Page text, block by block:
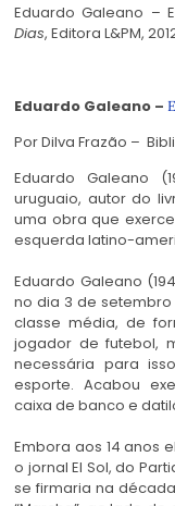
Eduardo Galeano –
Dias, Editora L&PM,
Eduardo Galeano –
Por Dilva Frazão –
Eduardo Galeano
uruguaio, autor do
uma obra que
esquerda latino-
Eduardo Galeano
no dia 3 de
classe média, de
jogador de futebol,
necessária para
esporte. Acabou
caixa de banco e
Embora aos 14 anos
o jornal El Sol, do
se firmaria na